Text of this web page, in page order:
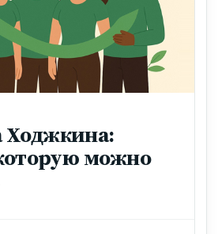
можно